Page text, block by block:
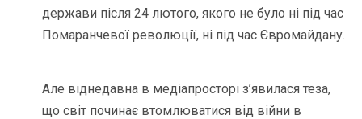
держави після 24 лютого, якого не було ні під час
Помаранчевої революції, ні під час Євромайдану.
Але віднедавна в медіапросторі з’явилася теза,
що світ починає втомлюватися від війни в